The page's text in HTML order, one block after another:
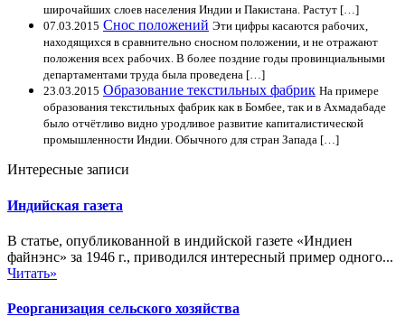
широчайших слоев населения Индии и Пакистана. Растут […]
07.03.2015 Снос положений Эти цифры касаются рабочих,
находящихся в сравнительно сносном положении, и не отражают
положения всех рабочих. В более поздние годы провинциальными
департаментами труда была проведена […]
23.03.2015 Образование текстильных фабрик На примере
образования текстильных фабрик как в Бомбее, так и в Ахмадабаде
было отчётливо видно уродливое развитие капиталистической
промышленности Индии. Обычного для стран Запада […]
Интересные записи
Индийская газета
В статье, опубликованной в индийской газете «Индиен
файнэнс» за 1946 г., приводился интересный пример одного...
Читать»
Реорганизация сельского хозяйства